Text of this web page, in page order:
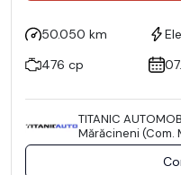
50.050 km
476 cp
TITANIC
Mărăcineni (Com.